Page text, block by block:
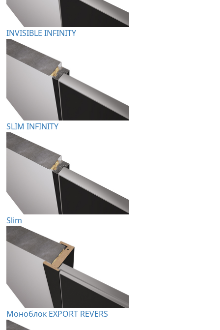
INVISIBLE INFINITY
SLIM INFINITY
Slim
Моноблок EXPORT REVERS